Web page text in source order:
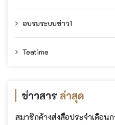
อบรมระบบข่าว1
Teatime
ข่าวสาร ล่าสุด
สมาชิกค้างส่งสื่อประจำเดือน